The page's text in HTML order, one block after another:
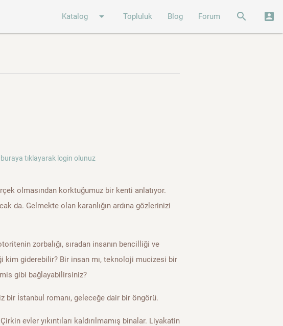
Katalog arrow_drop_down Topluluk Blog Forum search account_box
tıklayarak login olunuz
olmasından korktuğumuz bir kenti anlatıyor.
da. Gelmekte olan karanlığın ardına gözlerinizi
zorbalığı, sıradan insanın bencilliği ve
kim giderebilir? Bir insan mı, teknoloji mucizesi bir
gibi bağlayabilirsiniz?
bir İstanbul romanı, geleceğe dair bir öngörü.
evler yıkıntıları kaldırılmamış binalar. Liyakatin